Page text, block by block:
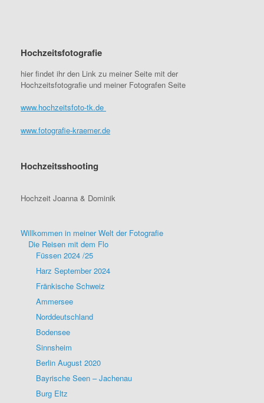
Hochzeitsfotografie
hier findet ihr den Link zu meiner Seite mit der
Hochzeitsfotografie und meiner Fotografen Seite
www.hochzeitsfoto-tk.de
www.fotografie-kraemer.de
Hochzeitsshooting
Hochzeit Joanna & Dominik
Willkommen in meiner Welt der Fotografie
Die Reisen mit dem Flo
Füssen 2024 /25
Harz September 2024
Fränkische Schweiz
Ammersee
Norddeutschland
Bodensee
Sinnsheim
Berlin August 2020
Bayrische Seen – Jachenau
Burg Eltz